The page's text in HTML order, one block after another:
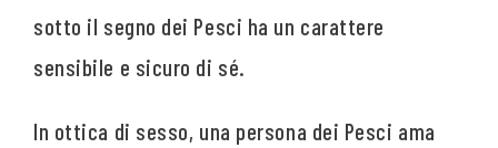
sotto il segno dei Pesci ha un carattere
sensibile e sicuro di sé.
In ottica di sesso, una persona dei Pesci ama